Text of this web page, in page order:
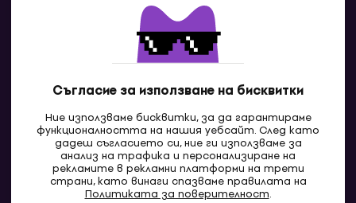
Съгласие за използване на бисквитки
Ние използваме бисквитки, за да гарантираме
функционалността на нашия уебсайт. След като
дадеш съгласието си, ние ги използваме за
анализ на трафика и персонализиране на
рекламите в рекламни платформи на трети
страни, като винаги спазваме правилата на
Политиката за поверителност.
Свържи се с нас
BG